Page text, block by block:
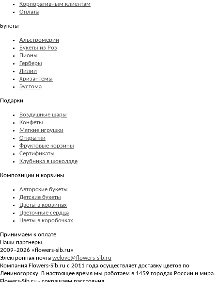
Корпоративным клиентам
Оплата
Букеты
Альстромерии
Букеты из Роз
Пионы
Герберы
Лилии
Хризантемы
Эустома
Подарки
Воздушные шары
Конфеты
Мягкие игрушки
Открытки
Фруктовые корзины
Сертификаты
Клубника в шоколаде
Композиции и корзины
Авторские букеты
Детские букеты
Цветы в корзинах
Цветочные сердца
Цветы в коробочках
Принимаем к оплате
Наши партнеры:
2009–2026 «flowers-sib.ru»
Электронная почта welove@flowers-sib.ru
Компания Flowers-Sib.ru с 2011 года осуществляет доставку цветов по
Лениногорску. В настоящее время мы работаем в 1459 городах России и мира.